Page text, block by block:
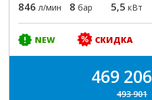
846 л/мин 8 бар 5,5 кВт
NEW СКИДКА
469 206
493 901